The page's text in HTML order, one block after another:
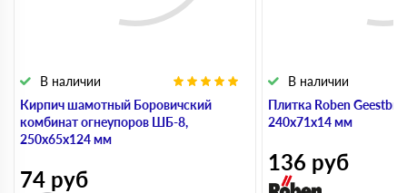
Кирпич шамотный Боровичский
комбинат огнеупоров ШБ-8,
250х65х124 мм
В наличии
74 руб
Плитка Roben
240х71х14 мм
В наличии
136 руб